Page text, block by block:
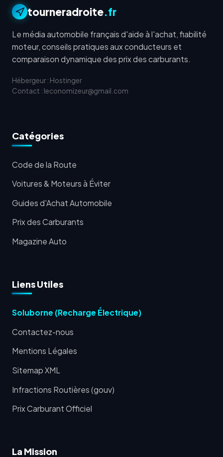
tourneradroite.fr
Le média automobile français d'aide à l'achat, fiabilité
moteur, conseils pratiques aux conducteurs et
comparaison dynamique des prix des carburants.
Hébergeur : Hostinger
Contact : leconomizeur@gmail.com
Catégories
Code de la Route
Voitures & Moteurs à Éviter
Guides d'Achat Automobile
Prix des Carburants
Magazine Auto
Liens Utiles
Soluborne (Recharge Électrique)
Contactez-nous
Mentions Légales
Sitemap XML
Infractions Routières (gouv)
Prix Carburant Officiel
La Mission